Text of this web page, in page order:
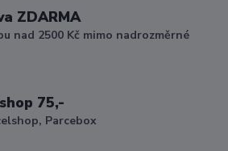
ZDARMA
nad 2500 Kč mimo nadrozměrné
75,-
Parcebox